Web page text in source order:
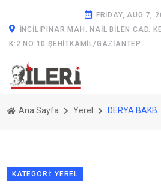
FRIDAY, AUG 7,
İNCILIPINAR MAH. NAIL BILEN CAD.
K:2 NO:10 ŞEHITKAMIL/GAZİANTEP
Ana Sayfa Yerel
KATEGORI: YEREL